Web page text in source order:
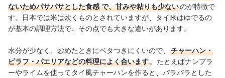
ないためパサパサとした食感 で、甘みや粘りも少ないのが特徴で
す。日本では米は炊くものとされていますが、タイ米はゆでるの
が基本の調理方法で、その点でも大きな違いがあります。
水分が少なく、炒めたときにベタつきにくいので、
チャーハン・
ピラフ・パエリアなどの料理によく合います 。たとえばナンプラ
ーやライムを使ってタイ風チャーハンを作ると、パラパラとした